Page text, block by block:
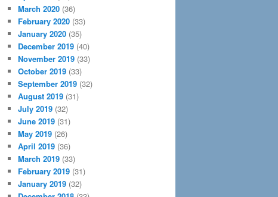
March 2020 (36)
February 2020 (33)
January 2020 (35)
December 2019 (40)
November 2019 (33)
October 2019 (33)
September 2019 (32)
August 2019 (31)
July 2019 (32)
June 2019 (31)
May 2019 (26)
April 2019 (36)
March 2019 (33)
February 2019 (31)
January 2019 (32)